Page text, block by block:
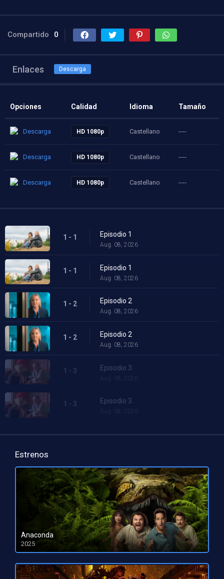
Compartido 0
Enlaces Descarga
Opciones Calidad Idioma Tamaño
Descarga HD 1080p Castellano ----
Descarga HD 1080p Castellano ----
Descarga HD 1080p Castellano ----
1 - 1 Episodio 1
Aug. 08, 2026
1 - 1 Episodio 1
Aug. 08, 2026
1 - 2 Episodio 2
Aug. 08, 2026
1 - 2 Episodio 2
Aug. 08, 2026
1 - 3 Episodio 3
Aug. 08, 2026
1 - 3 Episodio 3
Aug. 08, 2026
Estrenos
Anaconda
2025
HD 1080pHD 720p